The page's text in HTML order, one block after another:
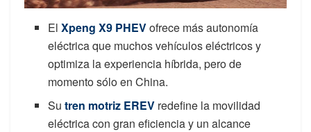
ElXpeng X9 PHEVofrece más autonomía
eléctrica que muchos vehículos eléctricos y
optimiza la experiencia híbrida, pero de
momento sólo en China.
Sutren motriz EREV redefine la movilidad
eléctrica con gran eficiencia y un alcance